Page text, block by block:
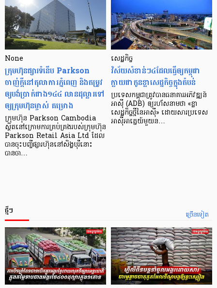
None
ក្រុមហ៊ុនផ្សារទំនើប Parkson
ចាញ់ក្ដីនៅតុលាការភ្នំពេញ និងតម្រូវ
ឲ្យបង់ប្រាក់ជាង១៤៤ លានដុល្លារទៅ
ឲ្យក្រុមហ៊ុនម្ចាស់ គម្រោង
ក្រុមហ៊ុន Parkson Cambodia
ស្ថិតនៅក្រោមការគ្រប់គ្រងរបស់ក្រុមហ៊ុន
Parkson Retail Asia Ltd ដែល
បានចុះបញ្ចីផ្សារហ៊ុននៅសិង្ហបុរីនោះ
បានចា…
សេដ្ឋកិច្ច​
វិស័យ​សំខាន់ៗ​៤​ដែល​ធ្វើ​ឲ្យ​កម្ពុជា​
ក្លាយ​ជា​កូន​ខ្លា​សេដ្ឋកិច្ច​ក្នុង​តំបន់
ប្រទេស​កម្ពុជា​ត្រូវ​បាន​ធនាគារ​អភិវឌ្ឍន៍​
អាស៊ី (ADB) ឲ្យ​រហ័ស​នាមថា «ខ្លា​
សេដ្ឋកិច្ច​ថ្មី​នៃ​អាស៊ី» ដោយសារ​ប្រទេស​
អាស៊ី​អាគ្នេយ៍​មួយ​ន…
ច្រើនទៀត
ថ្មីៗ